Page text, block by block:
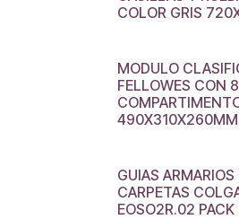
COLOR GRIS
MODULO
FELLOWES CON 8
490X310X260MM
GUIAS
CARPETAS
EOSO2R.02 PACK